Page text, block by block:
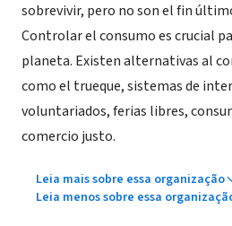
sobrevivir, pero no son el fin
Controlar el consumo es crucial
planeta. Existen alternativas al
como el trueque, sistemas de
voluntariados, ferias libres,
comercio justo.
Leia mais sobre essa organização
Leia menos sobre essa